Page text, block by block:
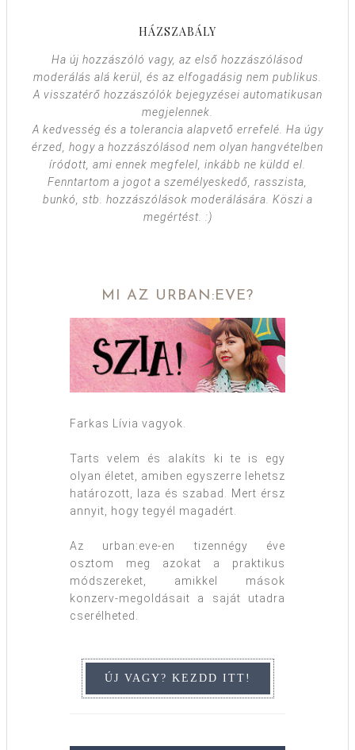
HÁZSZABÁLY
Ha új hozzászóló vagy, az első hozzászólásod
moderálás alá kerül, és az elfogadásig nem publikus.
A visszatérő hozzászólók bejegyzései automatikusan
megjelennek.
A kedvesség és a tolerancia alapvető errefelé. Ha úgy
érzed, hogy a hozzászólásod nem olyan hangvételben
íródott, ami ennek megfelel, inkább ne küldd el.
Fenntartom a jogot a személyeskedő, rasszista,
bunkó, stb. hozzászólások moderálására. Köszi a
megértést. :)
MI AZ URBAN:EVE?
Farkas Lívia vagyok.
Tarts velem és alakíts ki te is egy
olyan életet, amiben egyszerre lehetsz
határozott, laza és szabad. Mert érsz
annyit, hogy tegyél magadért.
Az urban:eve-en tizennégy éve
osztom meg azokat a praktikus
módszereket, amikkel mások
konzerv-megoldásait a saját utadra
cserélheted.